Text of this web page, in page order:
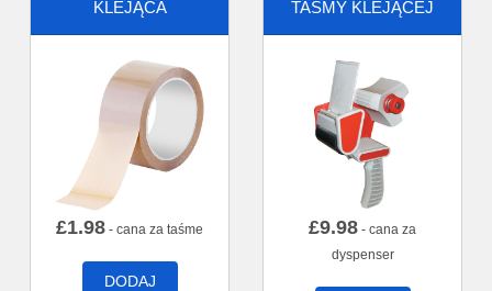
KLEJĄCA
£1.98 - cana za taśme
DODAJ
TAŚMY KLEJĄCEJ
£9.98 - cana za
dyspenser